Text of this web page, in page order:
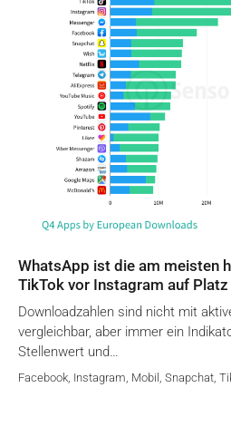
WhatsApp ist die am meisten
TikTok vor Instagram auf Platz
Downloadzahlen sind nicht mit
vergleichbar, aber immer ein
Stellenwert und…
Facebook Instagram Mobil Snapchat